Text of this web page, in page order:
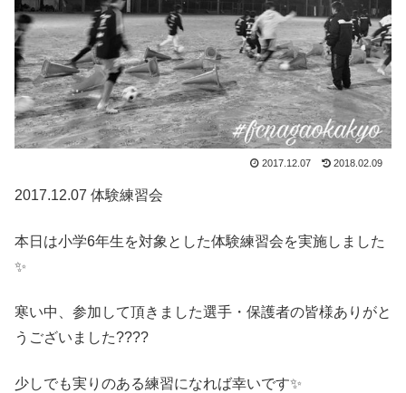
2017.12.07 2018.02.09
2017.12.07 体験練習会
本日は小学6年生を対象とした体験練習会を実施しました
✨
寒い中、参加して頂きました選手・保護者の皆様ありがと
うございました????
少しでも実りのある練習になれば幸いです✨